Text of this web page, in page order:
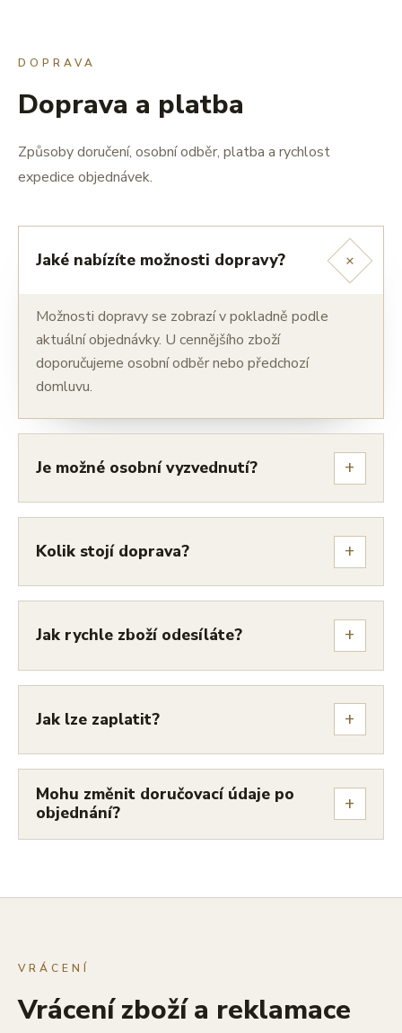
DOPRAVA
Doprava a platba
Způsoby doručení, osobní odběr, platba a rychlost
expedice objednávek.
Jaké nabízíte možnosti dopravy? +
Možnosti dopravy se zobrazí v pokladně podle
aktuální objednávky. U cennějšího zboží
doporučujeme osobní odběr nebo předchozí
domluvu.
Je možné osobní vyzvednutí? +
Kolik stojí doprava? +
Jak rychle zboží odesíláte? +
Jak lze zaplatit? +
Mohu změnit doručovací údaje po
objednání?
+
VRÁCENÍ
Vrácení zboží a reklamace